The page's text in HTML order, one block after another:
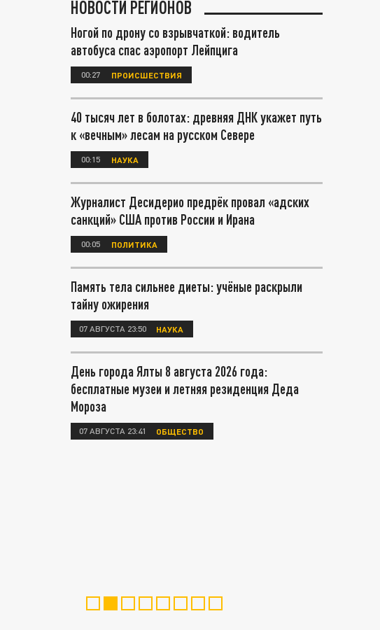
НОВОСТИ РЕГИОНОВ
Ногой по дрону со взрывчаткой: водитель
автобуса спас аэропорт Лейпцига
00:27 ПРОИСШЕСТВИЯ
40 тысяч лет в болотах: древняя ДНК укажет путь
к «вечным» лесам на русском Севере
00:15 НАУКА
Журналист Десидерио предрёк провал «адских
санкций» США против России и Ирана
00:05 ПОЛИТИКА
Память тела сильнее диеты: учёные раскрыли
тайну ожирения
07 АВГУСТА 23:50 НАУКА
День города Ялты 8 августа 2026 года:
бесплатные музеи и летняя резиденция Деда
Мороза
07 АВГУСТА 23:41 ОБЩЕСТВО